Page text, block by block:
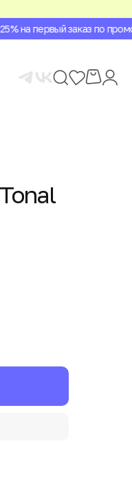
на первый заказ по